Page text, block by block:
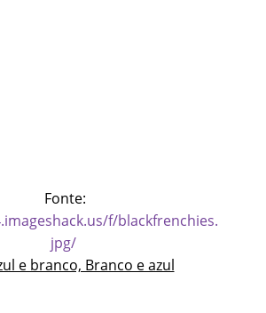
Fonte:
f/blackfrenchies.
jpg/
e branco, Branco e azul